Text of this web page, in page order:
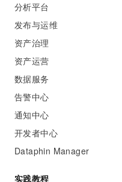
分析平台
发布与运维
资产治理
资产运营
数据服务
告警中心
通知中心
开发者中心
Dataphin Manager
实践教程